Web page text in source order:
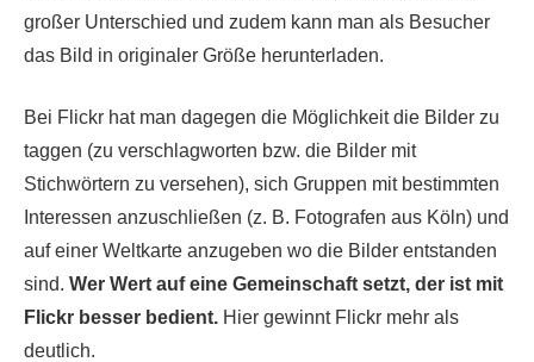
großer Unterschied und zudem kann man als Besucher
das Bild in originaler Größe herunterladen.
Bei Flickr hat man dagegen die Möglichkeit die Bilder zu
taggen (zu verschlagworten bzw. die Bilder mit
Stichwörtern zu versehen), sich Gruppen mit bestimmten
Interessen anzuschließen (z. B. Fotografen aus Köln) und
auf einer Weltkarte anzugeben wo die Bilder entstanden
sind. Wer Wert auf eine Gemeinschaft setzt, der ist mit
Flickr besser bedient. Hier gewinnt Flickr mehr als
deutlich.